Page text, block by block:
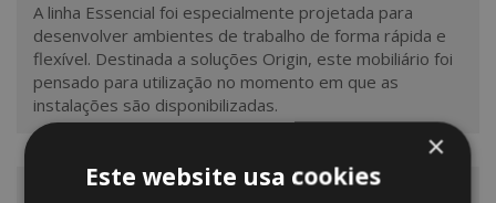
A linha Essencial foi especialmente projetada para
desenvolver ambientes de trabalho de forma rápida e
flexível. Destinada a soluções Origin, este mobiliário foi
pensado para utilização no momento em que as
instalações são disponibilizadas.
×
Este website usa cookies